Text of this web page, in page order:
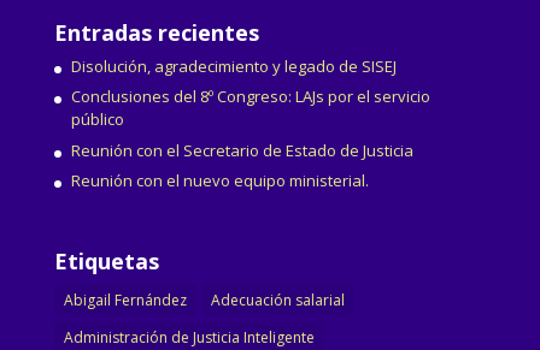
Entradas recientes
Disolución, agradecimiento y legado de SISEJ
Conclusiones del 8º Congreso: LAJs por el servicio
público
Reunión con el Secretario de Estado de Justicia
Reunión con el nuevo equipo ministerial.
Etiquetas
Abigail Fernández
Adecuación salarial
Administración de Justicia Inteligente